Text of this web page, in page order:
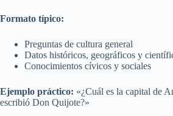
Formato típico:
Preguntas de cultura general
Datos históricos, geográficos y
Conocimientos cívicos y sociales
Ejemplo práctico: «¿Cuál es la capital de
escribió Don Quijote?»